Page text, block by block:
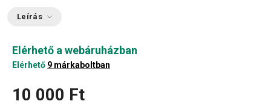
Leírás
Elérhető a webáruházban
Elérhető 9 márkaboltban
10 000 Ft